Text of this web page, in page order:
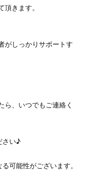
頂きます。
がしっかりサポートす
ら、いつでもご連絡く
さい♪
可能性がございます。